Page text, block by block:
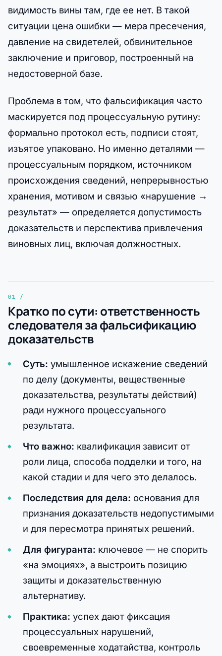
видимость вины там, где ее нет. В такой
ситуации цена ошибки — мера пресечения,
давление на свидетелей, обвинительное
заключение и приговор, построенный на
недостоверной базе.
Проблема в том, что фальсификация часто
маскируется под процессуальную рутину:
формально протокол есть, подписи стоят,
изъятое упаковано. Но именно деталями —
процессуальным порядком, источником
происхождения сведений, непрерывностью
хранения, мотивом и связью «нарушение →
результат» — определяется допустимость
доказательств и перспектива привлечения
виновных лиц, включая должностных.
Кратко по сути: ответственность
следователя за фальсификацию
доказательств
Суть: умышленное искажение сведений
по делу (документы, вещественные
доказательства, результаты действий)
ради нужного процессуального
результата.
Что важно: квалификация зависит от
роли лица, способа подделки и того, на
какой стадии и для чего это делалось.
Последствия для дела: основания для
признания доказательств недопустимыми
и для пересмотра принятых решений.
Для фигуранта: ключевое — не спорить
«на эмоциях», а выстроить позицию
защиты и доказательственную
альтернативу.
Практика: успех дают фиксация
процессуальных нарушений,
своевременные ходатайства, контроль